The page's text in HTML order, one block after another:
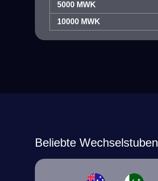
5000 MWK
10000 MWK
Beliebte Wechselstuben